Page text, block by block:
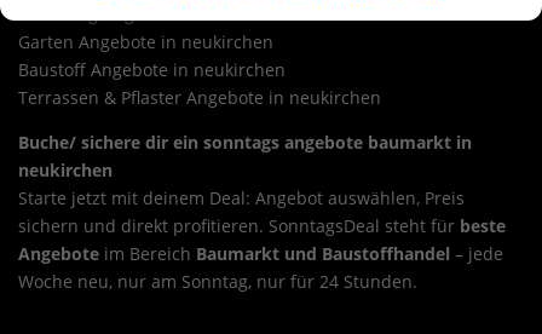
Garten Angebote in neukirchen
Baustoff Angebote in neukirchen
Terrassen & Pflaster Angebote in neukirchen
Buche/ sichere dir ein sonntags angebote baumarkt in
neukirchen
Starte jetzt mit deinem Deal: Angebot auswählen, Preis
sichern und direkt profitieren. SonntagsDeal steht für beste
Angebote im Bereich Baumarkt und Baustoffhandel – jede
Woche neu, nur am Sonntag, nur für 24 Stunden.